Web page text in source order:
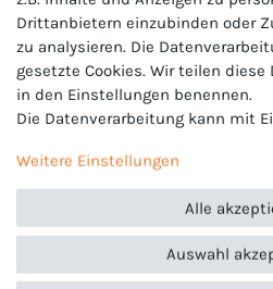
Lacoste Cotton
Longsleeve Shirt Herren
TH7307
69,95 €
Drittanbietern einzubinden oder
zu analysieren. Die
gesetzte Cookies. Wir teilen
in den Einstellungen benennen.
Die Datenverarbeitung kann mit
kann erteilt oder abgelehnt
nicht einzuwilligen und die
Zeitpunkt zu ändern oder zu
Impressumund weitere Hinweise
personenbezogener Daten in
Weitere Einstellungen
Alle
Auswahl